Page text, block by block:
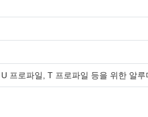
프로파일, T 프로파일 등을 위한 알루